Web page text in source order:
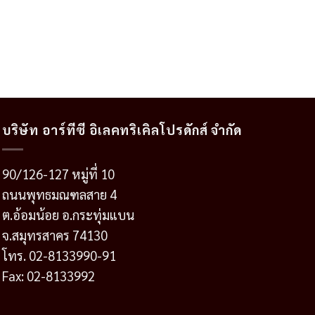
บริษัท อาร์ทีซี อิเลคทริเคิลโปรดักส์ จำกัด
90/126-127 หมู่ที่ 10
ถนนพุทธมณฑลสาย 4
ต.อ้อมน้อย อ.กระทุ่มแบน
จ.สมุทรสาคร 74130
โทร. 02-8133990-91
Fax: 02-8133992